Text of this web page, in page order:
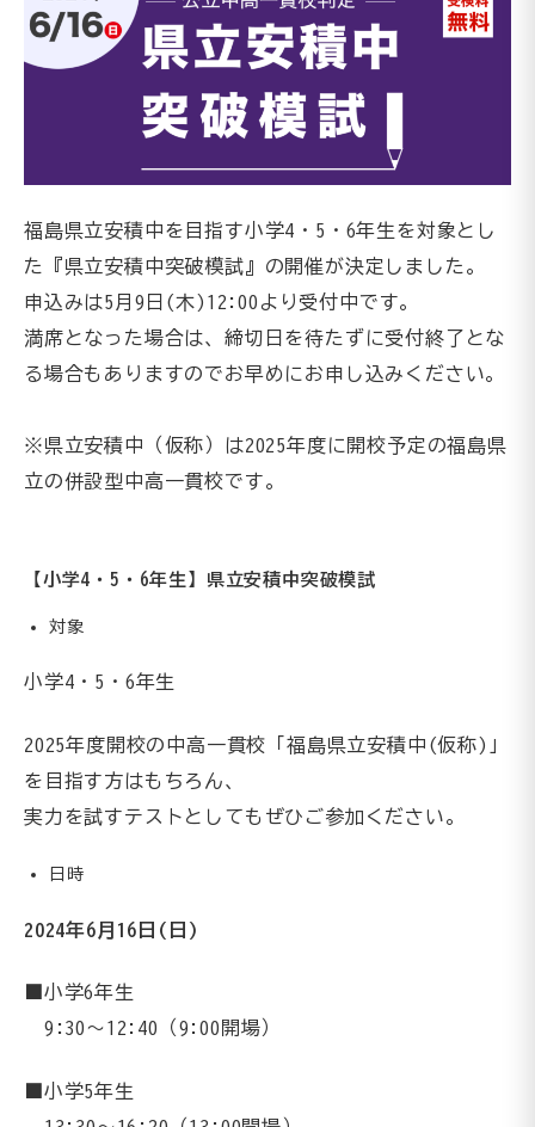
福島県立安積中を目指す小学4・5・6年生を対象とし
た『県立安積中突破模試』の開催が決定しました。
申込みは5月9日(木)12:00より受付中です。
満席となった場合は、締切日を待たずに受付終了とな
る場合もありますのでお早めにお申し込みください。
※県立安積中（仮称）は2025年度に開校予定の福島県
立の併設型中高一貫校です。
【小学4・5・6年生】県立安積中突破模試
対象
小学4・5・6年生
2025年度開校の中高一貫校「福島県立安積中(仮称)」
を目指す方はもちろん、
実力を試すテストとしてもぜひご参加ください。
日時
2024年6月16日(日)
■小学6年生
9:30～12:40（9:00開場）
■小学5年生